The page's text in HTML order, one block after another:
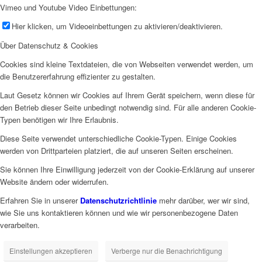
Vimeo und Youtube Video Einbettungen:
Hier klicken, um Videoeinbettungen zu aktivieren/deaktivieren.
Über Datenschutz & Cookies
Cookies sind kleine Textdateien, die von Webseiten verwendet werden, um
die Benutzererfahrung effizienter zu gestalten.
Laut Gesetz können wir Cookies auf Ihrem Gerät speichern, wenn diese für
den Betrieb dieser Seite unbedingt notwendig sind. Für alle anderen Cookie-
Typen benötigen wir Ihre Erlaubnis.
Diese Seite verwendet unterschiedliche Cookie-Typen. Einige Cookies
werden von Drittparteien platziert, die auf unseren Seiten erscheinen.
Sie können Ihre Einwilligung jederzeit von der Cookie-Erklärung auf unserer
Website ändern oder widerrufen.
Erfahren Sie in unserer Datenschutzrichtlinie mehr darüber, wer wir sind,
wie Sie uns kontaktieren können und wie wir personenbezogene Daten
verarbeiten.
Einstellungen akzeptieren Verberge nur die Benachrichtigung